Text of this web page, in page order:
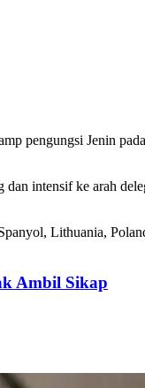
pengungsi Jenin
intensif ke arah
Lithuania,
Ambil Sikap